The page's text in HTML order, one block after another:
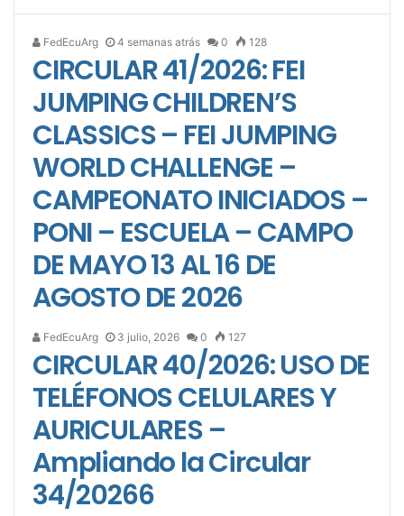
FedEcuArg 4 semanas atrás 0 128
CIRCULAR 41/2026: FEI
JUMPING CHILDREN’S
CLASSICS – FEI JUMPING
WORLD CHALLENGE –
CAMPEONATO INICIADOS –
PONI – ESCUELA – CAMPO
DE MAYO 13 AL 16 DE
AGOSTO DE 2026
FedEcuArg 3 julio, 2026 0 127
CIRCULAR 40/2026: USO DE
TELÉFONOS CELULARES Y
AURICULARES –
Ampliando la Circular
34/20266